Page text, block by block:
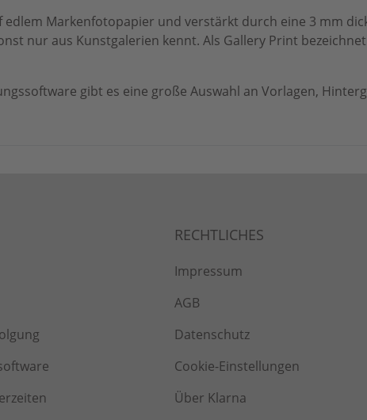
Markenfotopapier und verstärkt durch eine 3 mm
nur aus Kunstgalerien kennt. Als Gallery Print
gibt es eine große Auswahl an Vorlagen,
Impressum
AGB
Datenschutz
Cookie-Einstellungen
Über Klarna